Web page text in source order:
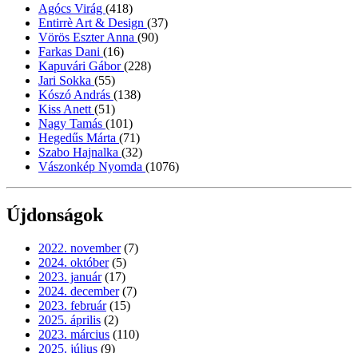
Agócs Virág (418)
Entirrè Art & Design (37)
Vörös Eszter Anna (90)
Farkas Dani (16)
Kapuvári Gábor(228)
Jari Sokka (55)
Kószó András (138)
Kiss Anett (51)
Nagy Tamás (101)
Hegedűs Márta (71)
Szabo Hajnalka (32)
Vászonkép Nyomda (1076)
Újdonságok
2022. november (7)
2024. október (5)
2023. január (17)
2024. december (7)
2023. február (15)
2025. április (2)
2023. március (110)
2025. július (9)